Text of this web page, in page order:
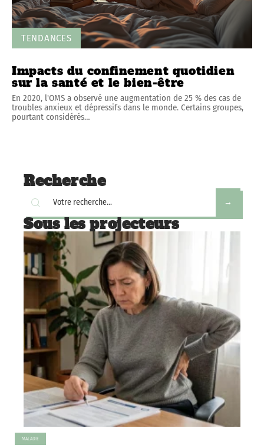
TENDANCES
Impacts du confinement quotidien
sur la santé et le bien-être
En 2020, l'OMS a observé une augmentation de 25 % des cas de
troubles anxieux et dépressifs dans le monde. Certains groupes,
pourtant considérés…
Recherche
Sous les projecteurs
MALADIE